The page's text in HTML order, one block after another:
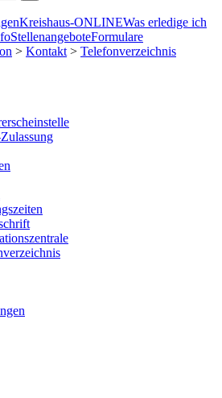
Kreishaus-ONLINEWas erledige ich
StellenangeboteFormulare
> Kontakt > Telefonverzeichnis